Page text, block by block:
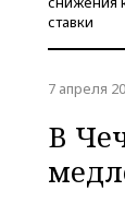
ставки
7 апреля
В